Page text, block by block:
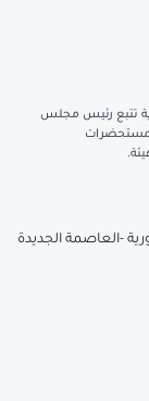
تتبع رئيس مجلس
المستحضرات
-العاصمة الجديدة